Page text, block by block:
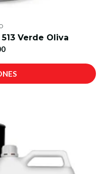
Verde Oliva